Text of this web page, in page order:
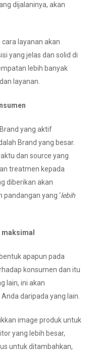
dijalaninya, akan
layanan akan
yang jelas dan solid di
lebih banyak
layanan.
yang aktif
Brand yang besar.
dan source yang
treatmen kepada
diberikan akan
yang ‘lebih
apapun pada
konsumen dan itu
lain, ini akan
daripada yang lain.
image produk untuk
yang lebih besar,
untuk ditambahkan,